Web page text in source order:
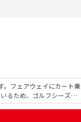
。フェアウェイにカート乗
るため、ゴルフシーズン